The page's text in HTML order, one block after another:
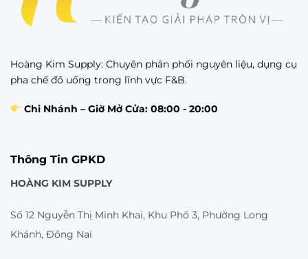
Hoàng Kim Supply: Chuyên phân phối nguyên liệu, dụng cụ
pha chế đồ uống trong lĩnh vực F&B.
Chi Nhánh – Giờ Mở Cửa: 08:00 - 20:00
Thông Tin GPKD
HOÀNG KIM SUPPLY
Số 12 Nguyễn Thị Minh Khai, Khu Phố 3, Phường Long
Khánh, Đồng Nai